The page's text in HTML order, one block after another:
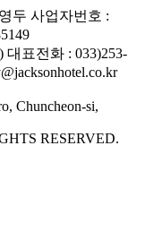
두 사업자번호 :
표전화 : 033)253-
Chuncheon-si,
RESERVED.